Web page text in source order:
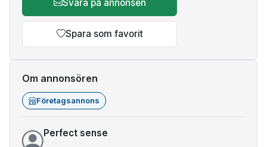
Svara på annonsen
Spara som favorit
Om annonsören
Företagsannons
Perfect sense